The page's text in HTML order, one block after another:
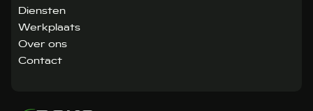
Diensten
Werkplaats
Over ons
Contact